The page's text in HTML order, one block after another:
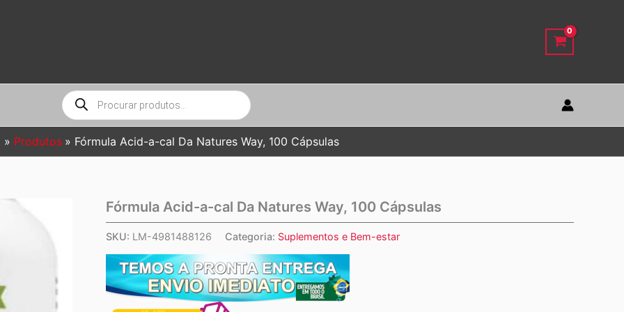
Pesquisar
produtos
Produtos Fórmula Acid-a-cal Da Natures Way, 100 Cápsulas
Fórmula Acid-a-cal Da Natures Way, 100 Cápsulas
SKU: LM-4981488126 Categoria: Suplementos e Bem-estar